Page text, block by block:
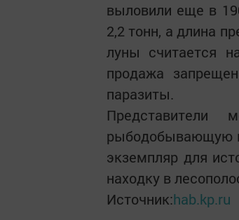
выловили еще в
2,2 тонн, а длина
луны считается
продажа
паразиты.
Представители
рыбодобывающую
экземпляр для
находку в
Источник:hab.kp.ru